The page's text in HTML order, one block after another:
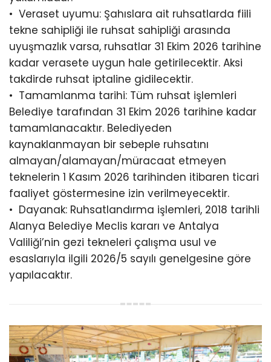
•⁠ ⁠Veraset uyumu: Şahıslara ait ruhsatlarda fiili
tekne sahipliği ile ruhsat sahipliği arasında
uyuşmazlık varsa, ruhsatlar 31 Ekim 2026 tarihine
kadar verasete uygun hale getirilecektir. Aksi
takdirde ruhsat iptaline gidilecektir.
•⁠ ⁠Tamamlanma tarihi: Tüm ruhsat işlemleri
Belediye tarafından 31 Ekim 2026 tarihine kadar
tamamlanacaktır. Belediyeden
kaynaklanmayan bir sebeple ruhsatını
almayan/alamayan/müracaat etmeyen
teknelerin 1 Kasım 2026 tarihinden itibaren ticari
faaliyet göstermesine izin verilmeyecektir.
•⁠ ⁠Dayanak: Ruhsatlandırma işlemleri, 2018 tarihli
Alanya Belediye Meclis kararı ve Antalya
Valiliği’nin gezi tekneleri çalışma usul ve
esaslarıyla ilgili 2026/5 sayılı genelgesine göre
yapılacaktır.